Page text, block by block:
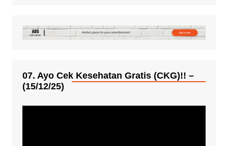
07. Ayo Cek Kesehatan Gratis (CKG)!! –
(15/12/25)